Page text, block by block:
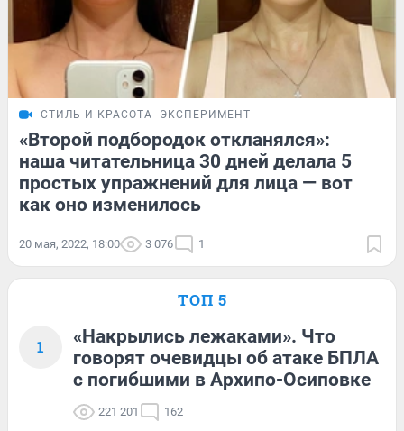
СТИЛЬ И КРАСОТА ЭКСПЕРИМЕНТ
«Второй подбородок откланялся»:
наша читательница 30 дней делала 5
простых упражнений для лица — вот
как оно изменилось
20 мая, 2022, 18:00 3 076 1
ТОП 5
1
«Накрылись лежаками». Что
говорят очевидцы об атаке БПЛА
с погибшими в Архипо-Осиповке
221 201 162